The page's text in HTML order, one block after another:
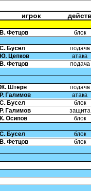
игрок
В. Фетцов блок
С. Бусел
подача
Ю. Цепков
атака
В. Фетцов подача
Ж. Штерн
подача
Р. Галимов
атака
С. Бусел
блок
Р. Галимов
защита
К. Осипов блок
С. Бусел
блок
В. Фетцов блок